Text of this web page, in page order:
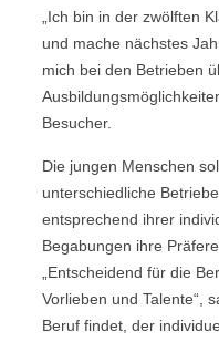
„Ich bin in der zwölften
und mache nächstes
mich bei den Betrieben
Besucher.
Die jungen Menschen
unterschiedliche
entsprechend ihrer
Begabungen ihre
„Entscheidend für die
Vorlieben und Talente“,
Beruf findet, der